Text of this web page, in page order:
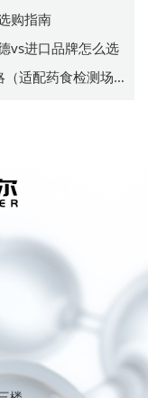
购指南
vs进口品牌怎么选
适配药食检测场